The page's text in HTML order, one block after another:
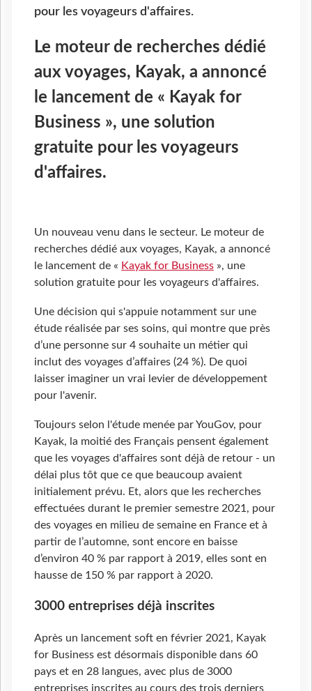
pour les voyageurs d'affaires.
Le moteur de recherches dédié
aux voyages, Kayak, a annoncé
le lancement de « Kayak for
Business », une solution
gratuite pour les voyageurs
d'affaires.
Un nouveau venu dans le secteur. Le moteur de
recherches dédié aux voyages, Kayak, a annoncé
le lancement de « Kayak for Business », une
solution gratuite pour les voyageurs d'affaires.
Une décision qui s'appuie notamment sur une
étude réalisée par ses soins, qui montre que près
d’une personne sur 4 souhaite un métier qui
inclut des voyages d’affaires (24 %). De quoi
laisser imaginer un vrai levier de développement
pour l'avenir.
Toujours selon l'étude menée par YouGov, pour
Kayak, la moitié des Français pensent également
que les voyages d'affaires sont déjà de retour - un
délai plus tôt que ce que beaucoup avaient
initialement prévu. Et, alors que les recherches
effectuées durant le premier semestre 2021, pour
des voyages en milieu de semaine en France et à
partir de l’automne, sont encore en baisse
d’environ 40 % par rapport à 2019, elles sont en
hausse de 150 % par rapport à 2020.
3000 entreprises déjà inscrites
Après un lancement soft en février 2021, Kayak
for Business est désormais disponible dans 60
pays et en 28 langues, avec plus de 3000
entreprises inscrites au cours des trois derniers